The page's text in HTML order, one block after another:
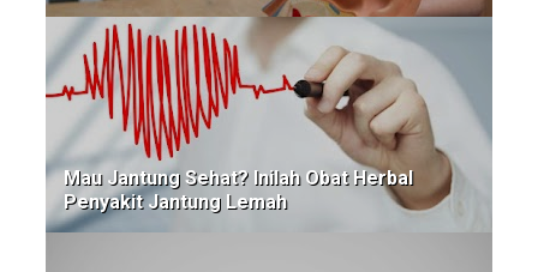
Mau Jantung Sehat? Inilah Obat Herbal
Penyakit Jantung Lemah